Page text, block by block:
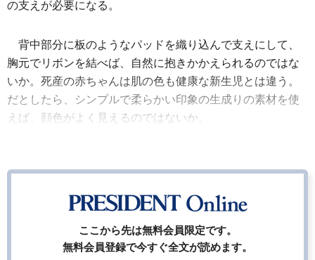
の支えが必要になる。
背中部分に板のようなパッドを織り込んで支えにして、
胸元でリボンを結べば、自然に抱きかかえられるのではな
いか。死産の赤ちゃんは肌の色も健康な新生児とは違う。
だとしたら、シンプルで柔らかい印象の生成りの素材を使
えば、顔色がよく見えるのではないか。
ここから先は無料会員限定です。
無料会員登録で今すぐ全文が読めます。